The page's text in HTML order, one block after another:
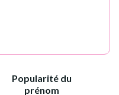
Popularité du
prénom